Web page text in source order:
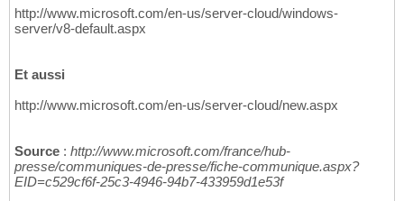
http://www.microsoft.com/en-us/server-cloud/windows-
server/v8-default.aspx
Et aussi
http://www.microsoft.com/en-us/server-cloud/new.aspx
Source : http://www.microsoft.com/france/hub-
presse/communiques-de-presse/fiche-communique.aspx?
EID=c529cf6f-25c3-4946-94b7-433959d1e53f